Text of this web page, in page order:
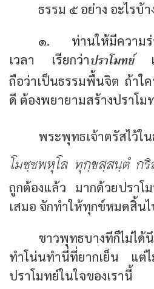
ธรรม ๕ อย่าง อะไรบ้า
๑. ท่านให้มีความร่า
เวลา เรียกว่าปราโมทย์เ
ถือว่าเป็นธรรมพื้นจิต ถ้าใ
ดี ต้องพยายามสร้างปราโม
พระพุทธเจ้าตรัสไว้ใ
โมชฺชพหุโล ทุกฺขสฺสนฺตํ ก
ถูกต้องแล้ว มากด้วยปราโ
เสมอ จักทำให้ทุกข์หมดสิ้น
ชาวพุทธบางทีก็ไม่ได้
ทำโน่นทำนี่ที่ยากเย็น แต่
ปราโมทย์ในใจของเรานี้